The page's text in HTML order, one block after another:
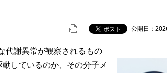
公開日：
代謝異常が観察されるもの
しているのか、その分子メ